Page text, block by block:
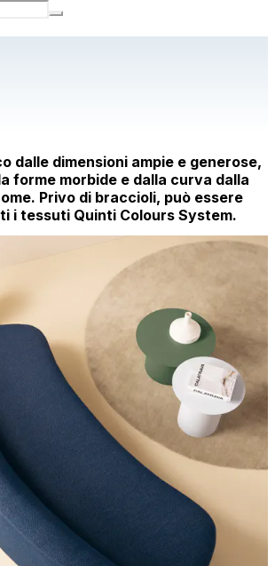
dalle dimensioni ampie e generose,
forme morbide e dalla curva dalla
Privo di braccioli, può essere
i tessuti Quinti Colours System.